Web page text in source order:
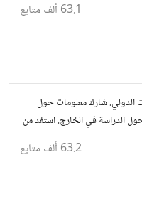
63.1 ألف متابع
الدولي. شارك معلومات حول
حول الدراسة في الخارج. استفد من
63.2 ألف متابع